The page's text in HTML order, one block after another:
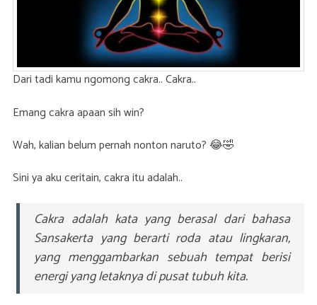
Dari tadi kamu ngomong cakra.. Cakra..
Emang cakra apaan sih win?
Wah, kalian belum pernah nonton naruto? 😂🤣
Sini ya aku ceritain, cakra itu adalah..
Cakra adalah kata yang berasal dari bahasa
Sansakerta yang berarti roda atau lingkaran,
yang menggambarkan sebuah tempat berisi
energi yang letaknya di pusat tubuh kita.